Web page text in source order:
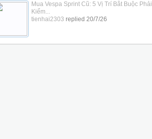
Mua Vespa Sprint Cũ: 5 Vị Trí Bắt Buộc Phải
Kiểm...
tienhai2303 replied 20/7/26